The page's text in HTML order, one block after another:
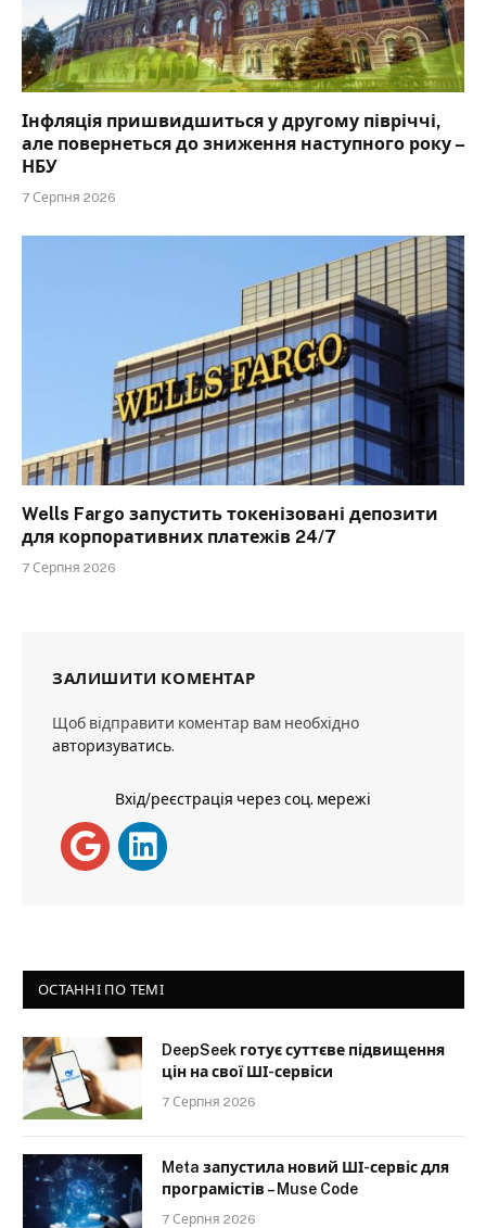
Інфляція пришвидшиться у другому півріччі,
але повернеться до зниження наступного року –
НБУ
7 Серпня 2026
Wells Fargo запустить токенізовані депозити
для корпоративних платежів 24/7
7 Серпня 2026
ЗАЛИШИТИ КОМЕНТАР
Щоб відправити коментар вам необхідно
авторизуватись.
Вхід/реєстрація через соц. мережі
ОСТАННІ ПО ТЕМІ
DeepSeek готує суттєве підвищення
цін на свої ШІ-сервіси
7 Серпня 2026
Meta запустила новий ШІ-сервіс для
програмістів – Muse Code
7 Серпня 2026